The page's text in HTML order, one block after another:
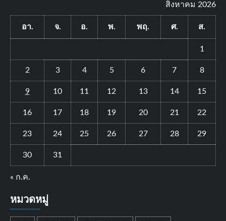
สิงหาคม 2026
อา. จ. อ. พ. พฤ. ศ. ส.
1
2 3 4 5 6 7 8
9 10 11 12 13 14 15
16 17 18 19 20 21 22
23 24 25 26 27 28 29
30 31
« ก.ค.
หมวดหมู่